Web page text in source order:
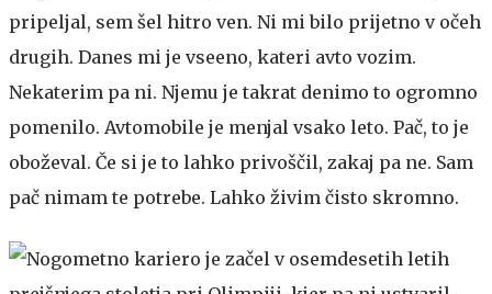
pripeljal, sem šel hitro ven. Ni mi bilo prijetno v očeh
drugih. Danes mi je vseeno, kateri avto vozim.
Nekaterim pa ni. Njemu je takrat denimo to ogromno
pomenilo. Avtomobile je menjal vsako leto. Pač, to je
oboževal. Če si je to lahko privoščil, zakaj pa ne. Sam
pač nimam te potrebe. Lahko živim čisto skromno.